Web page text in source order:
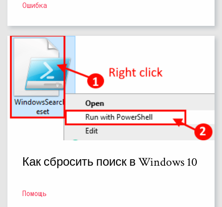
Ошибка
Как сбросить поиск в Windows 10
Помощь